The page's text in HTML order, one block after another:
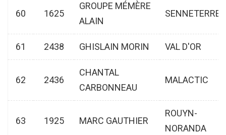
60 1625
GROUPE MÉMÈRE
ALAIN
SENNETERRE
61 2438 GHISLAIN MORIN VAL D'OR
62 2436
CHANTAL
CARBONNEAU
MALACTIC
63 1925 MARC GAUTHIER
ROUYN-
NORANDA